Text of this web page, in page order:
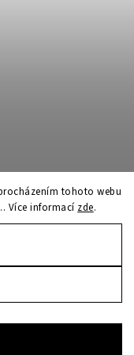
tohoto webu
Více informací zde.